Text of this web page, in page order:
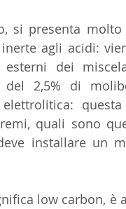
si presenta
agli acidi:
dei
del 2,5% di
quali sono
installare un
low carbon, è